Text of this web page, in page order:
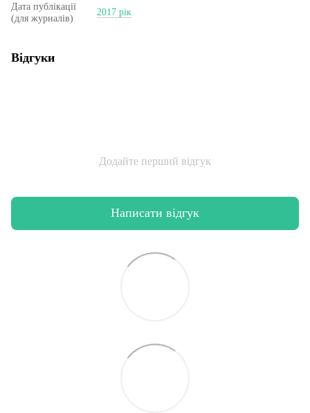
Дата публікації
(для журналів)
2017 рік
Відгуки
Додайте перший відгук
Написати відгук